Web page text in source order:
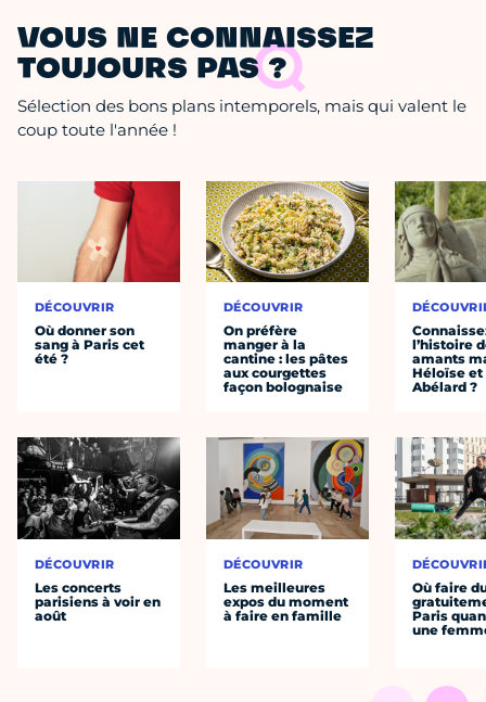
VOUS NE CONNAISSEZ
TOUJOURS PAS ?
Sélection des bons plans intemporels, mais qui valent le
coup toute l'année !
DÉCOUVRIR
Où donner son
sang à Paris cet
été ?
DÉCOUVRIR
Les concerts
parisiens à voir en
août
DÉCOUVRIR
On préfère
manger à la
cantine : les pâtes
aux courgettes
façon bolognaise
DÉCOUVRIR
Les meilleures
expos du moment
à faire en famille
l’histoire
amants
Héloïse et
Abélard ?
Où faire
Paris
une